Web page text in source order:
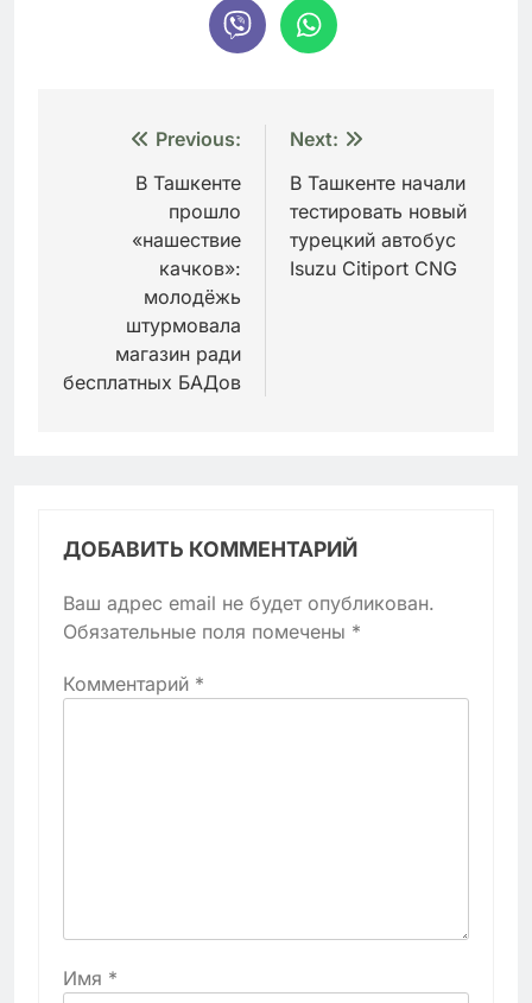
Навигация
записям
Previous:
В Ташкенте
прошло
«нашествие
качков»:
молодёжь
штурмовала
магазин ради
бесплатных БАДов
Next:
В Ташкенте начали
тестировать новый
турецкий автобус
Isuzu Citiport CNG
ДОБАВИТЬ КОММЕНТАРИЙ
Ваш адрес email не будет опубликован.
Обязательные поля помечены *
Комментарий *
Имя *